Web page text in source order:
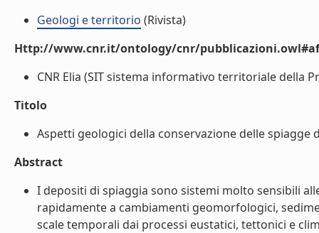
Geologi e territorio (Rivista)
Http://www.cnr.it/ontology/cnr/
CNR Elia (SIT sistema informativo territoriale della
Titolo
Aspetti geologici della conservazione delle spiagge
Abstract
I depositi di spiaggia sono sistemi molto sensibili
rapidamente a cambiamenti geomorfologici,
scale temporali dai processi eustatici, tettonici e